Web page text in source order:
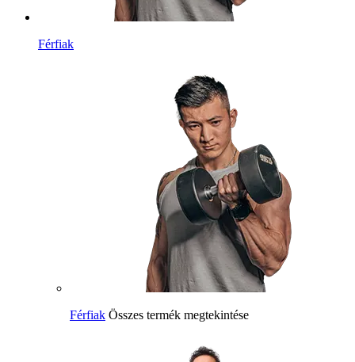
Férfiak
Férfiak Összes termék megtekintése